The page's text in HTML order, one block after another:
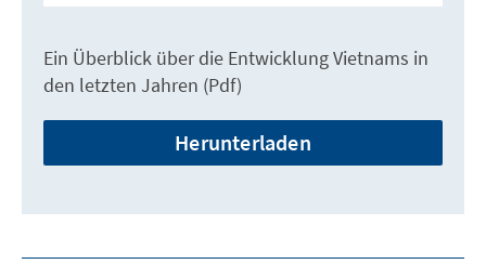
Ein Überblick über die Entwicklung Vietnams in
den letzten Jahren (Pdf)
Herunterladen